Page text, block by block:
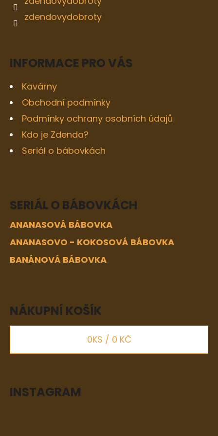
zdendovydobroty
INFORMACE PRO VÁS
Kavárny
Obchodní podmínky
Podmínky ochrany osobních údajů
Kdo je Zdenda?
Seriál o bábovkách
SERIÁL O BÁBOVKÁCH
ANANASOVÁ BÁBOVKA
ANANASOVO - KOKOSOVÁ BÁBOVKA
BANÁNOVÁ BÁBOVKA
NÁKUPNÍ KOŠÍK
0KS / 0 KČ
INSTAGRAM